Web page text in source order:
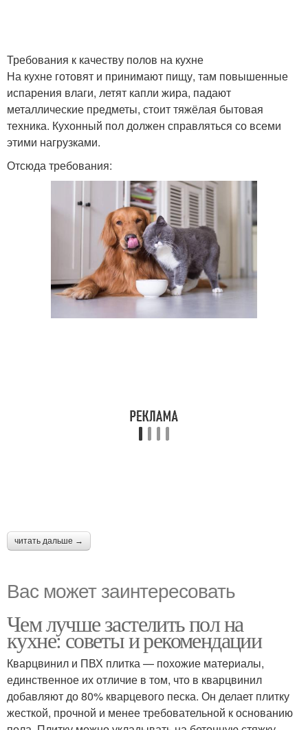
Требования к качеству полов на кухне
На кухне готовят и принимают пищу, там повышенные
испарения влаги, летят капли жира, падают
металлические предметы, стоит тяжёлая бытовая
техника. Кухонный пол должен справляться со всеми
этими нагрузками.
Отсюда требования:
читать дальше →
Вас может заинтересовать
Чем лучше застелить пол на
кухне: советы и рекомендации
Кварцвинил и ПВХ плитка — похожие материалы,
единственное их отличие в том, что в кварцвинил
добавляют до 80% кварцевого песка. Он делает плитку
жесткой, прочной и менее требовательной к основанию